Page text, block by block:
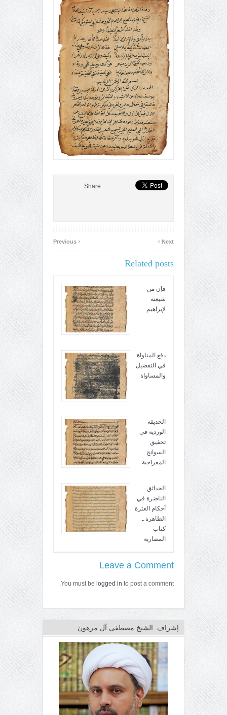
Share
‹ Next
›
Related posts
فإن من
شيعته
لإبراهيم
دفع المناواة
في التفضيل
والمساواة
الحديقة
الوردية في
تحقيق
السوانح
المعراجية
الحدائق
الناضرة في
أحكام العترة
الطاهرة ـ
كتاب
المضاربة
Leave a Comment
You must be logged in to post a comment.
إشراف: الشيخ مصطفى آل مرهون